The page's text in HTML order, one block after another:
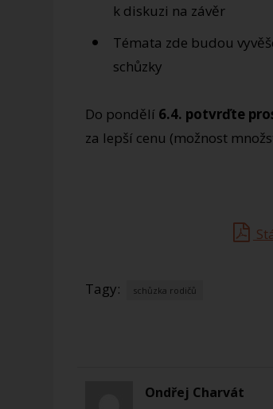
k diskuzi na závěr
Témata zde budou
schůzky
Do pondělí 6.4. potvrďte
za lepší cenu (možnost
Tagy: schůzka rodičů
Ondřej Charvát